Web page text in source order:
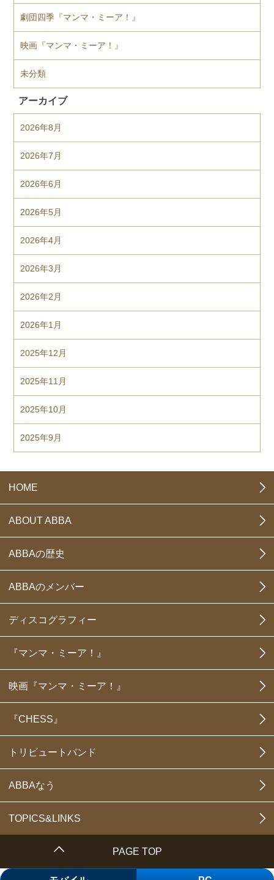
劇団四季『マンマ・ミーア！』
映画『マンマ・ミーア！』
未分類
アーカイブ
2026年8月
2026年7月
2026年6月
2026年5月
2026年4月
2026年3月
2026年2月
2026年1月
2025年12月
2025年11月
2025年10月
2025年9月
HOME
ABOUT ABBA
ABBAの歴史
ABBAのメンバー
ディスコグラフィー
『マンマ・ミーア！』
映画『マンマ・ミーア！』
『CHESS』
トリビュートバンド
ABBAなう
TOPICS&LINKS
PAGE TOP